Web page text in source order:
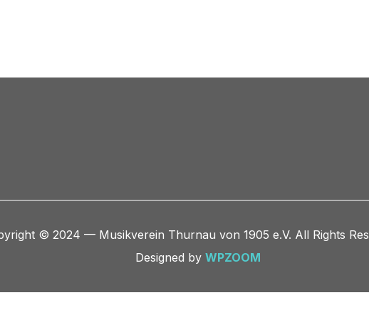
© 2024 — Musikverein Thurnau von 1905 e.V. All Rights
Designed by WPZOOM